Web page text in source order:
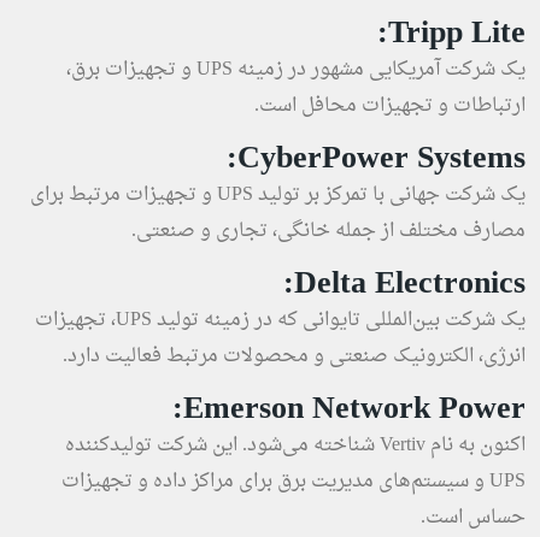
Tripp Lite:
یک شرکت آمریکایی مشهور در زمینه UPS و تجهیزات برق،
ارتباطات و تجهیزات محافل است.
CyberPower Systems:
یک شرکت جهانی با تمرکز بر تولید UPS و تجهیزات مرتبط برای
مصارف مختلف از جمله خانگی، تجاری و صنعتی.
Delta Electronics:
یک شرکت بین‌المللی تایوانی که در زمینه تولید UPS، تجهیزات
انرژی، الکترونیک صنعتی و محصولات مرتبط فعالیت دارد.
Emerson Network Power:
اکنون به نام Vertiv شناخته می‌شود. این شرکت تولیدکننده
UPS و سیستم‌های مدیریت برق برای مراکز داده و تجهیزات
حساس است.